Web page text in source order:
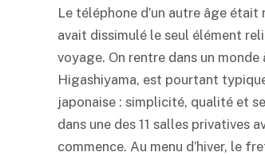
Le téléphone d’un autre âge
avait dissimulé le seul élément
voyage. On rentre dans un
Higashiyama, est pourtant
japonaise : simplicité, qualité et
dans une des 11 salles privatives
commence. Au menu d’hiver, le